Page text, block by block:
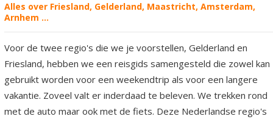
Alles over Friesland, Gelderland, Maastricht, Amsterdam,
Arnhem ...
Voor de twee regio's die we je voorstellen, Gelderland en
Friesland, hebben we een reisgids samengesteld die zowel kan
gebruikt worden voor een weekendtrip als voor een langere
vakantie. Zoveel valt er inderdaad te beleven. We trekken rond
met de auto maar ook met de fiets. Deze Nederlandse regio's